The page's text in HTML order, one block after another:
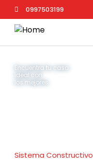
0997503199
Encuentra tu casa
ideal con
los mejores.
Sistema Constructivo